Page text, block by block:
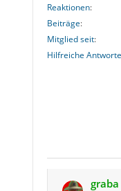
Reaktionen
Beiträge
Mitglied seit
Hilfreiche
graba